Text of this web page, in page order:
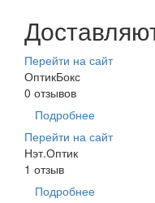
Перейти на сайт
ОптикБокс
0 отзывов
Подробнее
Перейти на сайт
Нэт.Оптик
1 отзыв
Подробнее